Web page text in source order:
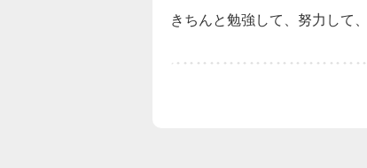
きちんと勉強して、努力して